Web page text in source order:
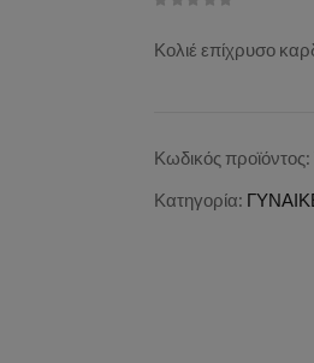
Κολιέ επίχρυσο
Κωδικός προϊόντος:
Κατηγορία: